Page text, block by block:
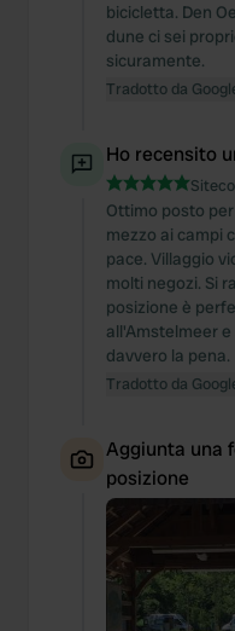
bicicletta. Den
dune ci sei
sicuramente.
Tradotto da
Ho recensito
Ottimo posto
mezzo ai campi
pace. Villaggio
molti negozi. Si
posizione è
all'Amstelmeer
davvero la pena.
Tradotto da
Aggiunta una
posizione